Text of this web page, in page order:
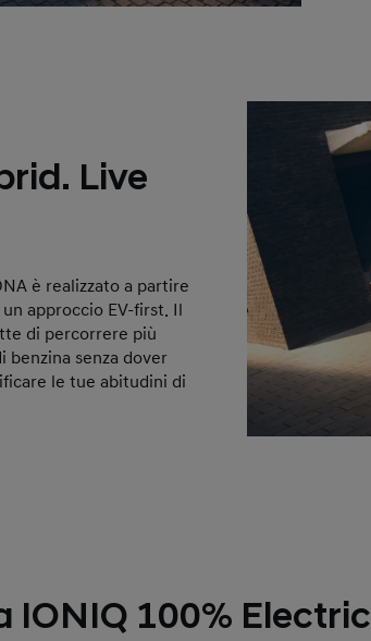
Live
è realizzato a partire
approccio EV-first. Il
di percorrere più
senza dover
le tue abitudini di
IONIQ 100% Electric